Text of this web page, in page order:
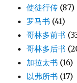
使徒行传 (87)
罗马书 (41)
哥林多前书
哥林多后书
加拉太书 (16)
以弗所书 (17)